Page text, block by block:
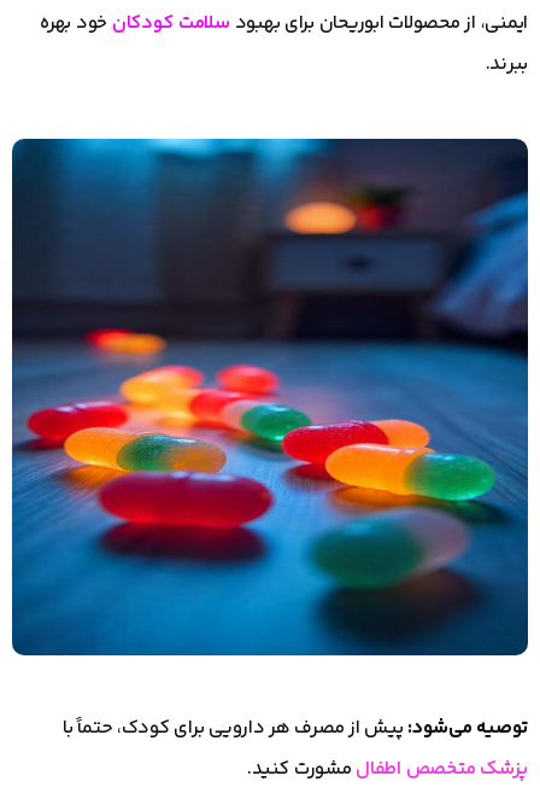
ایمنی، از محصولات ابوریحان برای بهبود سلامت کودکان خود بهره
ببرند.
توصیه می‌شود: پیش از مصرف هر دارویی برای کودک، حتماً با
پزشک متخصص اطفال مشورت کنید.